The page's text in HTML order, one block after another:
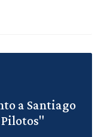
a Santiago